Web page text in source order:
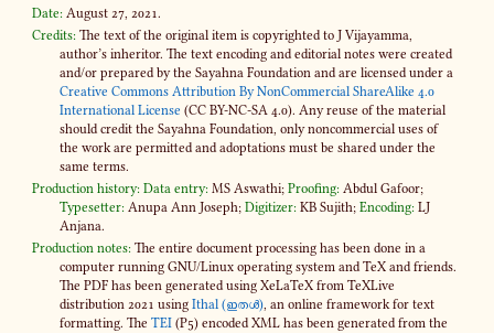
Date: August 27, 2021.
Credits: The text of the original item is copyrighted to J Vijayamma,
author’s inheritor. The text encoding and editorial notes were created
and​/or prepared by the Sayahna Foundation and are licensed under a
Creative Commons Attribution By NonCommercial ShareAlike 4​.0
International License (CC BY-​NC-SA 4​.0). Any reuse of the material
should credit the Sayahna Foundation, only noncommercial uses of
the work are permitted and adoptations must be shared under the
same terms.
Production history: Data entry: MS Aswathi;Proofing: Abdul Gafoor;
Typesetter: Anupa Ann Joseph;Digitizer: KB Sujith;Encoding: LJ
Anjana.
Production notes: The entire document processing has been done in a
computer running GNU/Linux operating system and TeX and friends.
The PDF has been generated using XeLaTeX from TeXLive
distribution 2021 usingIthal (ഇതൾ), an online framework for text
formatting. TheTEI (P5) encoded XML has been generated from the